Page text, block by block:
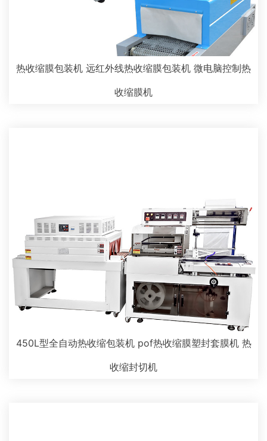
热收缩膜包装机 远红外线热收缩膜包装机 微电脑控制热
收缩膜机
450L型全自动热收缩包装机 pof热收缩膜塑封套膜机 热
收缩封切机